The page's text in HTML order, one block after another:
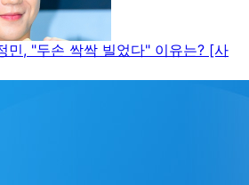
민, "두손 싹싹 빌었다" 이유는? [사